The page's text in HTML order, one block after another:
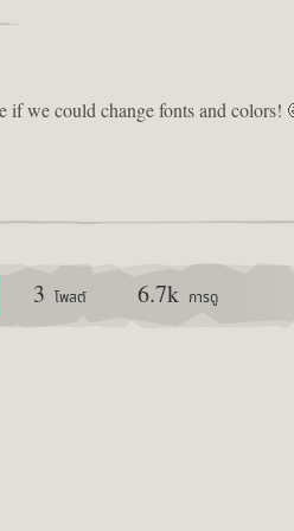
if we could change fonts and colors!
3 โพสต์ 6.7k การดู